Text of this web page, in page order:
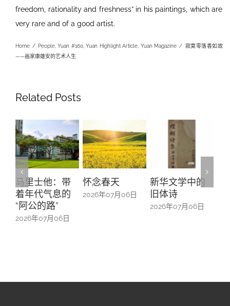
freedom, rationality and freshness” in his paintings, which are
very rare and of a good artist.
Home / People,Yuan #160,Yuan Highlight Article, Yuan Magazine / 寂寞零落香如故
——画家康雄安的艺术人生
Related Posts
怀念春天
2026年07月06日
新华文学中的
旧体诗
螺钿留芳：碧
山亭贺仪镜框
中的百业记忆